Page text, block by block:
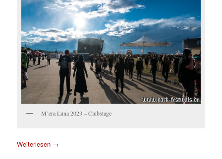
M’era Luna 2023 – Clubstage
Weiterlesen →